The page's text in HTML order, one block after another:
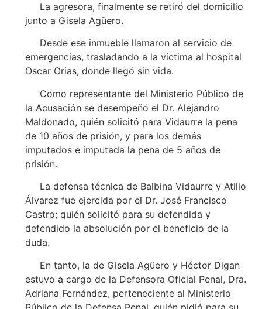
La agresora, finalmente se retiró del domicilio
junto a Gisela Agüero.
Desde ese inmueble llamaron al servicio de
emergencias, trasladando a la víctima al hospital
Oscar Orias, donde llegó sin vida.
Como representante del Ministerio Público de
la Acusación se desempeñó el Dr. Alejandro
Maldonado, quién solicitó para Vidaurre la pena
de 10 años de prisión, y para los demás
imputados e imputada la pena de 5 años de
prisión.
La defensa técnica de Balbina Vidaurre y Atilio
Álvarez fue ejercida por el Dr. José Francisco
Castro; quién solicitó para su defendida y
defendido la absolución por el beneficio de la
duda.
En tanto, la de Gisela Agüero y Héctor Digan
estuvo a cargo de la Defensora Oficial Penal, Dra.
Adriana Fernández, perteneciente al Ministerio